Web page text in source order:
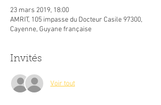
23 mars 2019, 18:00
AMRIT, 105 impasse du Docteur Casile 97300,
Cayenne, Guyane française
Invités
Voir tout